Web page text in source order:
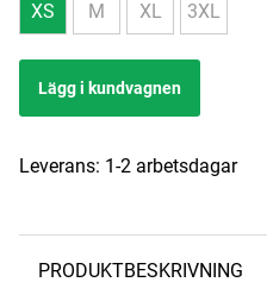
XS
M XL 3XL
Lägg i kundvagnen
Leverans: 1-2 arbetsdagar
PRODUKTBESKRIVNING